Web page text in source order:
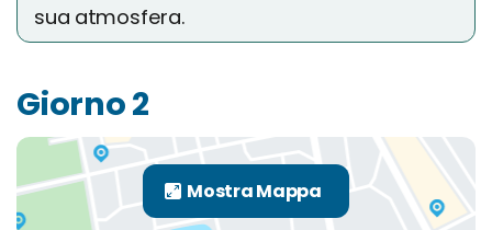
sua atmosfera.
Giorno 2